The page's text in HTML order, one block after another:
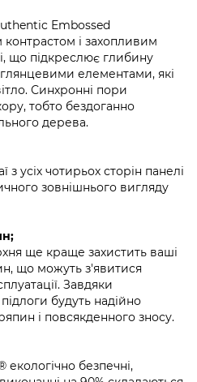
Embossed
і захопливим
що підкреслює глибину
елементами, які
Синхронні пори
тобто бездоганно
дерева.
усіх чотирьох сторін панелі
зовнішнього вигляду
ще краще захистить ваші
що можуть з'явитися
Завдяки
будуть надійно
і повсякденного зносу.
безпечні,